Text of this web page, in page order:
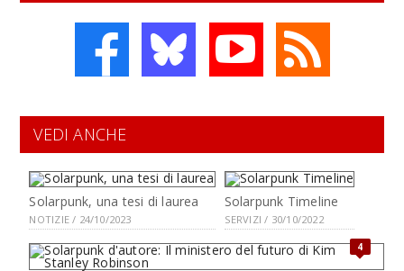
VEDI ANCHE
Solarpunk, una tesi di laurea
NOTIZIE / 24/10/2023
Solarpunk Timeline
SERVIZI / 30/10/2022
4